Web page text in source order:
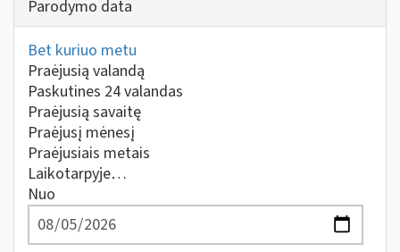
Parodymo data
Bet kuriuo metu
Praėjusią valandą
Paskutines 24 valandas
Praėjusią savaitę
Praėjusį mėnesį
Praėjusiais metais
Laikotarpyje…
Nuo